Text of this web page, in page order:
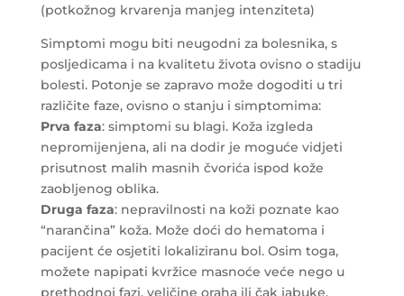
(potkožnog krvarenja manjeg intenziteta)
Simptomi mogu biti neugodni za bolesnika, s
posljedicama i na kvalitetu života ovisno o stadiju
bolesti. Potonje se zapravo može dogoditi u tri
različite faze, ovisno o stanju i simptomima:
Prva faza: simptomi su blagi. Koža izgleda
nepromijenjena, ali na dodir je moguće vidjeti
prisutnost malih masnih čvorića ispod kože
zaobljenog oblika.
Druga faza: nepravilnosti na koži poznate kao
“narančina” koža. Može doći do hematoma i
pacijent će osjetiti lokaliziranu bol. Osim toga,
možete napipati kvržice masnoće veće nego u
prethodnoj fazi, veličine oraha ili čak jabuke.